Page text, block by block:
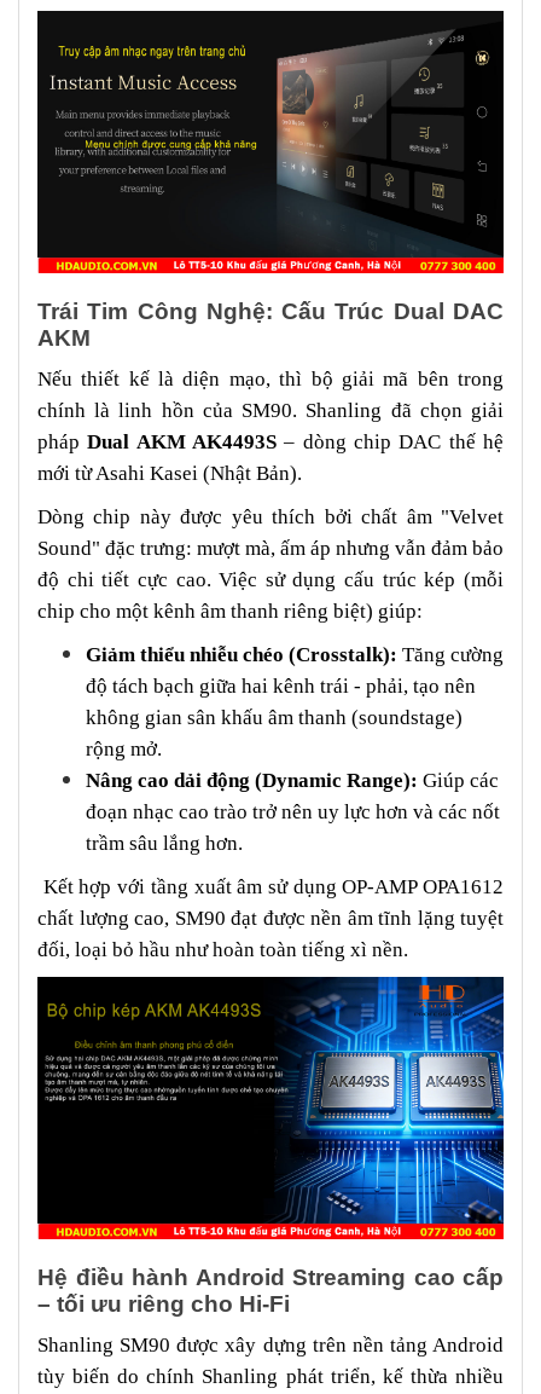
Trái Tim Công Nghệ: Cấu Trúc Dual DAC
AKM
Nếu thiết kế là diện mạo, thì bộ giải mã bên trong
chính là linh hồn của SM90. Shanling đã chọn giải
phápDual AKM AK4493S – dòng chip DAC thế hệ
mới từ Asahi Kasei (Nhật Bản).
Dòng chip này được yêu thích bởi chất âm "Velvet
Sound" đặc trưng: mượt mà, ấm áp nhưng vẫn đảm bảo
độ chi tiết cực cao. Việc sử dụng cấu trúc kép (mỗi
chip cho một kênh âm thanh riêng biệt) giúp:
Giảm thiểu nhiễu chéo (Crosstalk): Tăng cường
độ tách bạch giữa hai kênh trái - phải, tạo nên
không gian sân khấu âm thanh (soundstage)
rộng mở.
Nâng cao dải động (Dynamic Range): Giúp các
đoạn nhạc cao trào trở nên uy lực hơn và các nốt
trầm sâu lắng hơn.
Kết hợp với tầng xuất âm sử dụng OP-AMP OPA1612
chất lượng cao, SM90 đạt được nền âm tĩnh lặng tuyệt
đối, loại bỏ hầu như hoàn toàn tiếng xì nền.
Hệ điều hành Android Streaming cao cấp
– tối ưu riêng cho Hi-Fi
Shanling SM90 được xây dựng trên nền tảng Android
tùy biến do chính Shanling phát triển, kế thừa nhiều